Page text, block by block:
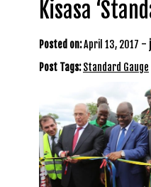
Kisasa
Posted on:April 13, 2017 -
Post Tags:Standard Gauge